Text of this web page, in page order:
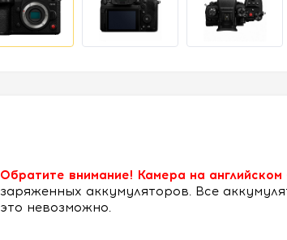
Обратите внимание! Камера на английском
заряженных аккумуляторов. Все
это невозможно.